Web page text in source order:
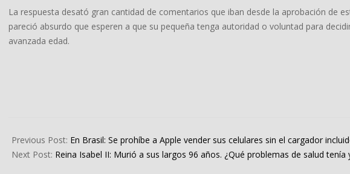
La respuesta desató gran cantidad de comentarios que iban desde la aprobación de
pareció absurdo que esperen a que su pequeña tenga autoridad o voluntad para
avanzada edad.
09-
07
Previous Post: En Brasil: Se prohíbe a Apple vender sus celulares sin el cargador
Next Post: Reina Isabel II: Murió a sus largos 96 años. ¿Qué problemas de salud tenía